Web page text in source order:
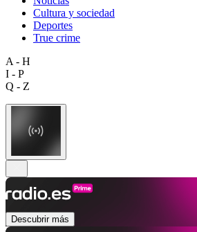
Cultura y sociedad
Deportes
True crime
A - H
I - P
Q - Z
Descubrir más